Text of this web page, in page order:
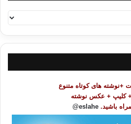
+نوشته های کوتاه متنوع
کلیپ + عکس نوشته
باشید. eslahe@